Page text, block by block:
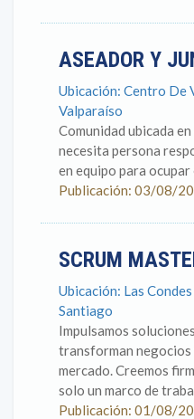
ASEADOR Y
Ubicación: Centro De
Valparaíso
Comunidad ubicada
necesita persona
en equipo para
Publicación: 03/08/
SCRUM
Ubicación: Las
Santiago
Impulsamos
transforman negocios
mercado. Creemos
solo un marco de
Publicación: 01/08/